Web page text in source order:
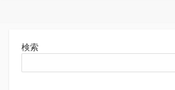
検索